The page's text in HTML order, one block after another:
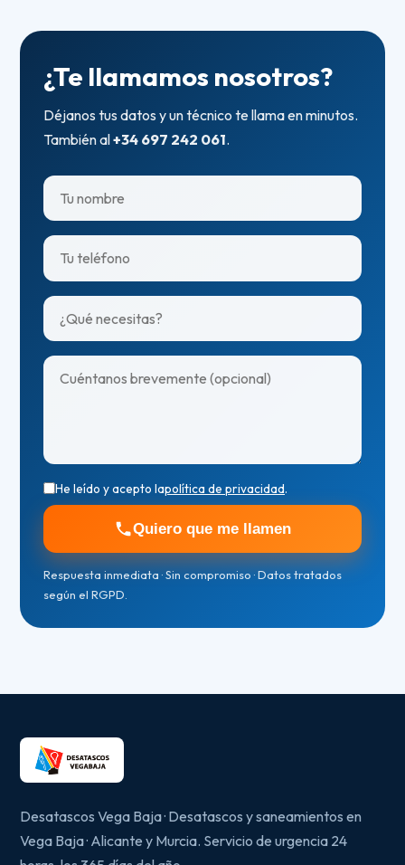
¿Te llamamos nosotros?
Déjanos tus datos y un técnico te llama en minutos.
También al+34 697 242 061.
He leído y acepto lapolítica de privacidad.
Quiero que me llamen
Respuesta inmediata · Sin compromiso · Datos tratados
según el RGPD.
Desatascos Vega Baja · Desatascos y saneamientos en
Vega Baja · Alicante y Murcia. Servicio de urgencia 24